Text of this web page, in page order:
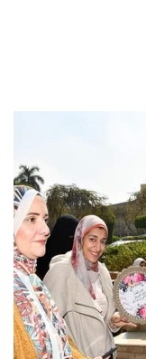
الإعلام
تواصل معنا
الطلاب
هيئة التدريس